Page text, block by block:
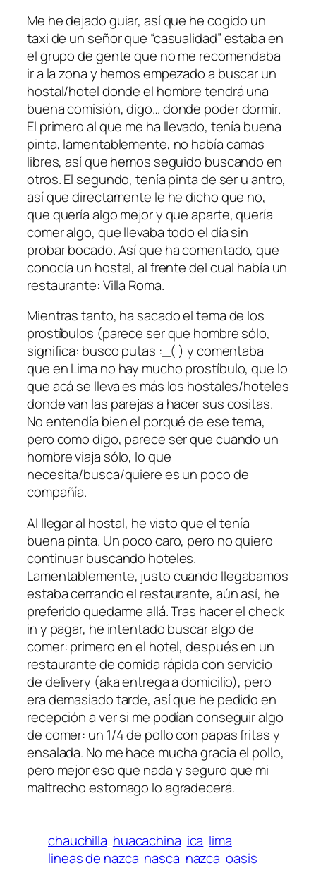
Me he dejado guiar, así que he cogido un
taxi de un señor que “casualidad” estaba en
el grupo de gente que no me recomendaba
ir a la zona y hemos empezado a buscar un
hostal/hotel donde el hombre tendrá una
buena comisión, digo… donde poder dormir.
El primero al que me ha llevado, tenía buena
pinta, lamentablemente, no había camas
libres, así que hemos seguido buscando en
otros. El segundo, tenía pinta de ser u antro,
así que directamente le he dicho que no,
que quería algo mejor y que aparte, quería
comer algo, que llevaba todo el día sin
probar bocado. Así que ha comentado, que
conocía un hostal, al frente del cual había un
restaurante: Villa Roma.
Mientras tanto, ha sacado el tema de los
prostíbulos (parece ser que hombre sólo,
significa: busco putas :_( ) y comentaba
que en Lima no hay mucho prostíbulo, que lo
que acá se lleva es más los hostales/hoteles
donde van las parejas a hacer sus cositas.
No entendía bien el porqué de ese tema,
pero como digo, parece ser que cuando un
hombre viaja sólo, lo que
necesita/busca/quiere es un poco de
compañía.
Al llegar al hostal, he visto que el tenía
buena pinta. Un poco caro, pero no quiero
continuar buscando hoteles.
Lamentablemente, justo cuando llegabamos
estaba cerrando el restaurante, aún así, he
preferido quedarme allá. Tras hacer el check
in y pagar, he intentado buscar algo de
comer: primero en el hotel, después en un
restaurante de comida rápida con servicio
de delivery (aka entrega a domicilio), pero
era demasiado tarde, así que he pedido en
recepción a ver si me podían conseguir algo
de comer: un 1/4 de pollo con papas fritas y
ensalada. No me hace mucha gracia el pollo,
pero mejor eso que nada y seguro que mi
maltrecho estomago lo agradecerá.
chauchilla huacachina ica lima
lineas de nazca nasca nazca oasis